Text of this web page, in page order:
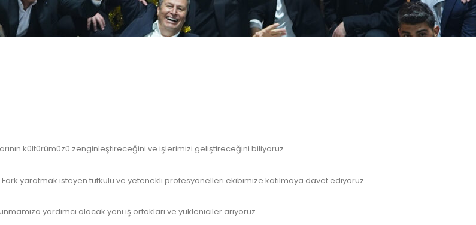
kültürümüzü zenginleştireceğini ve işlerimizi geliştireceğini biliyoruz.
Fark yaratmak isteyen tutkulu ve yetenekli profesyonelleri ekibimize katılmaya davet ediyoruz.
yardımcı olacak yeni iş ortakları ve yükleniciler arıyoruz.